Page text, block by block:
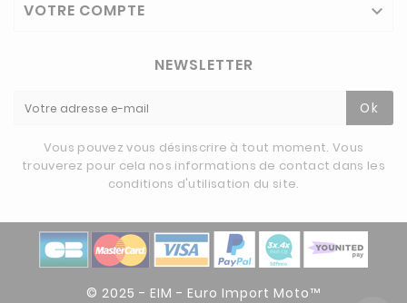
VOTRE COMPTE 
NEWSLETTER
Ok
Vous pouvez vous désinscrire à tout moment. Vous
trouverez pour cela nos informations de contact dans les
conditions d'utilisation du site.
© 2025 - EIM - Euro Import Moto™